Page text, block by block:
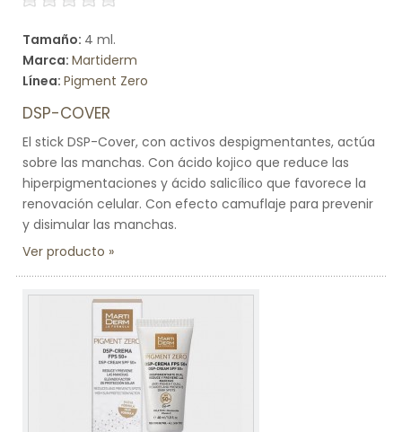
Tamaño: 4 ml.
Marca: Martiderm
Línea: Pigment Zero
DSP-COVER
El stick DSP-Cover, con activos despigmentantes, actúa
sobre las manchas. Con ácido kojico que reduce las
hiperpigmentaciones y ácido salicílico que favorece la
renovación celular. Con efecto camuflaje para prevenir
y disimular las manchas.
Ver producto